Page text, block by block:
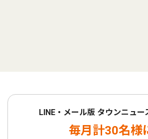
LINE・メール版 タウンニュー
毎月計30名様